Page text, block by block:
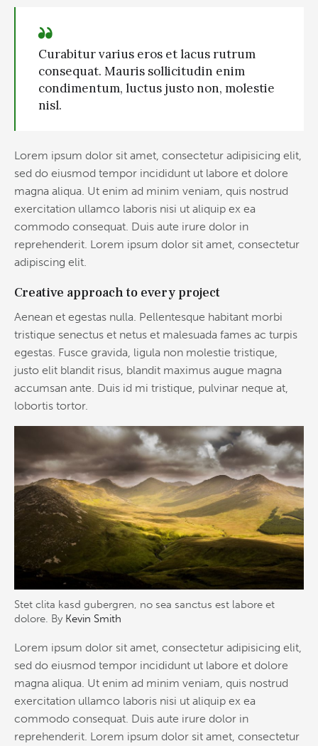
Curabitur varius eros et lacus rutrum
consequat. Mauris sollicitudin enim
condimentum, luctus justo non, molestie
nisl.
Lorem ipsum dolor sit amet, consectetur adipisicing elit,
sed do eiusmod tempor incididunt ut labore et dolore
magna aliqua. Ut enim ad minim veniam, quis nostrud
exercitation ullamco laboris nisi ut aliquip ex ea
commodo consequat. Duis aute irure dolor in
reprehenderit. Lorem ipsum dolor sit amet, consectetur
adipiscing elit.
Creative approach to every project
Aenean et egestas nulla. Pellentesque habitant morbi
tristique senectus et netus et malesuada fames ac turpis
egestas. Fusce gravida, ligula non molestie tristique,
justo elit blandit risus, blandit maximus augue magna
accumsan ante. Duis id mi tristique, pulvinar neque at,
lobortis tortor.
Stet clita kasd gubergren, no sea sanctus est labore et
dolore. By Kevin Smith
Lorem ipsum dolor sit amet, consectetur adipisicing elit,
sed do eiusmod tempor incididunt ut labore et dolore
magna aliqua. Ut enim ad minim veniam, quis nostrud
exercitation ullamco laboris nisi ut aliquip ex ea
commodo consequat. Duis aute irure dolor in
reprehenderit. Lorem ipsum dolor sit amet, consectetur